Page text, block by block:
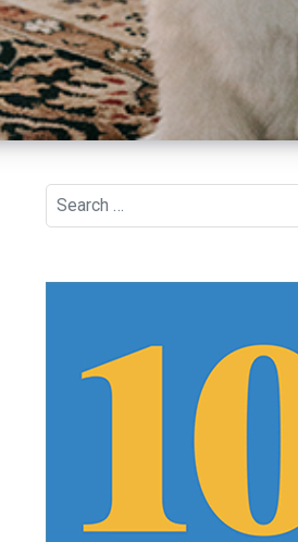
Search
for: